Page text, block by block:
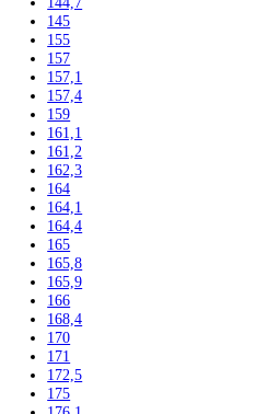
102
104
117,5
122
122,5
123
123,6
124,1
125
135
136
137,2
139,7
140
140,1
140,2
141,3
142
142,5